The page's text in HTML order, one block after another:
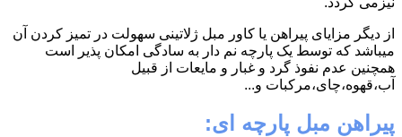
از دیگر مزایای پیراهن یا کاور مبل ژلاتینی سهولت در تمیز کردن آن
میباشد که توسط یک پارچه نم دار به سادگی امکان پذیر است
همچنین عدم نفوذ گرد و غبار و مایعات از قبیل
آب،قهوه،چای،مرکبات و...
پیراهن مبل پارچه ای: